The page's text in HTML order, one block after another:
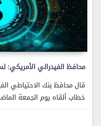
محافظ الفيدرالي الأمريكي:
قال محافظ بنك الاحتياطي
خطاب ألقاه يوم الجمعة